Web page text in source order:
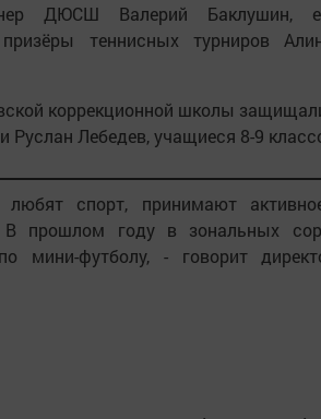
ДЮСШ Валерий Баклушин,
теннисных турниров
коррекционной школы
Руслан Лебедев, учащиеся 8-9
спорт, принимают
В прошлом году в зональных
мини-футболу, - говорит